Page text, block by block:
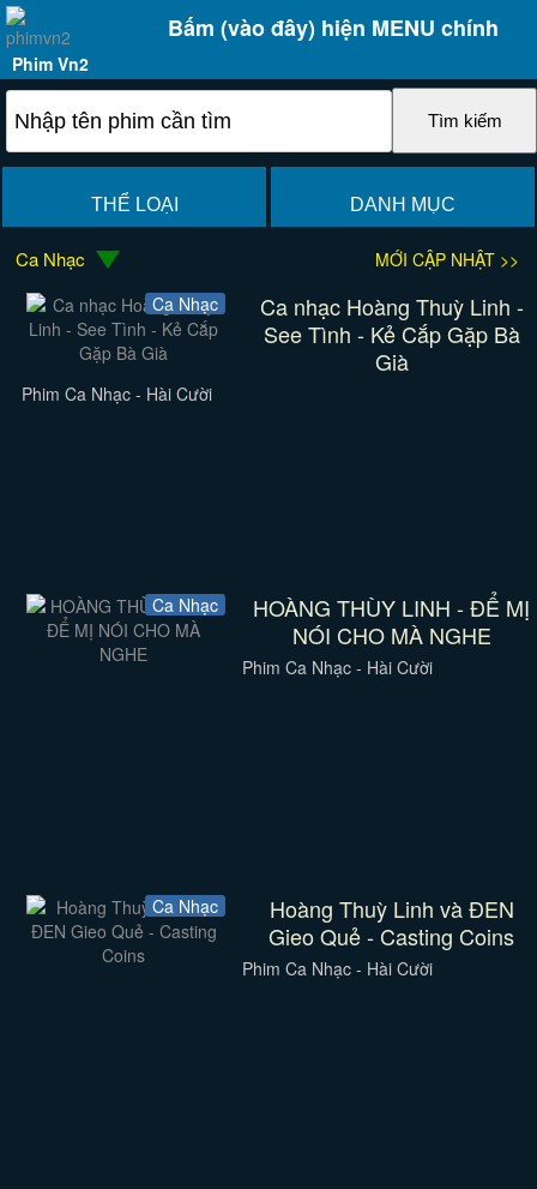
Bấm (vào đây) hiện MENU chính
Phim Vn2
THỂ LOẠI DANH MỤC
Ca Nhạc
MỚI CẬP NHẬT >>
Ca Nhạc
Ca nhạc Hoàng Thuỳ Linh -
See Tình - Kẻ Cắp Gặp Bà
Già
Phim Ca Nhạc - Hài Cười
Ca Nhạc
HOÀNG THÙY LINH - ĐỂ MỊ
NÓI CHO MÀ NGHE
Phim Ca Nhạc - Hài Cười
Ca Nhạc
Hoàng Thuỳ Linh và ĐEN
Gieo Quẻ - Casting Coins
Phim Ca Nhạc - Hài Cười